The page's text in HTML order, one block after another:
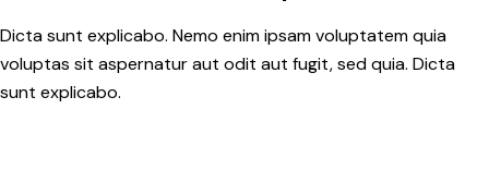
Dicta sunt explicabo. Nemo enim ipsam voluptatem quia
voluptas sit aspernatur aut odit aut fugit, sed quia. Dicta
sunt explicabo.